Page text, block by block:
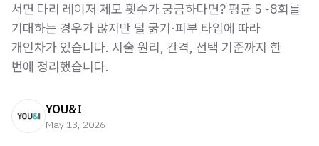
서면 다리 레이저 제모 횟수가 궁금하다면? 평균 5~8회를
기대하는 경우가 많지만 털 굵기·피부 타입에 따라
개인차가 있습니다. 시술 원리, 간격, 선택 기준까지 한
번에 정리했습니다.
YOU&I
May 13, 2026